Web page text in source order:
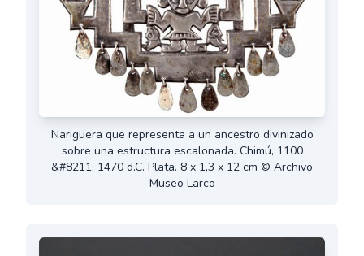
Nariguera que representa a un ancestro divinizado
sobre una estructura escalonada. Chimú, 1100
&#8211; 1470 d.C. Plata. 8 x 1,3 x 12 cm © Archivo
Museo Larco